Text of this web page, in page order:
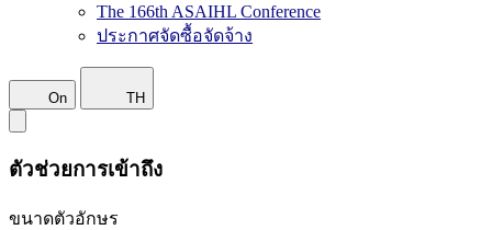
The 166th ASAIHL Conference
ประกาศจัดซื้อจัดจ้าง
On TH
ตัวช่วยการเข้าถึง
ขนาดตัวอักษร